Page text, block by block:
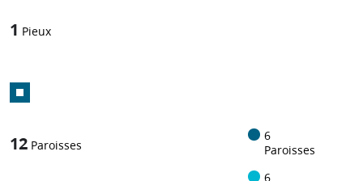
1 Pieux
12 Paroisses
6
Paroisses
6